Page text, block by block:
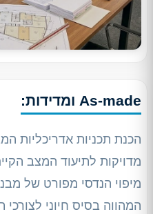
As-made ומדידות:
הכנת תכניות אדריכליות
מדויקות לתיעוד המצב
מיפוי הנדסי מפורט של
המהווה בסיס חיוני לצורכי